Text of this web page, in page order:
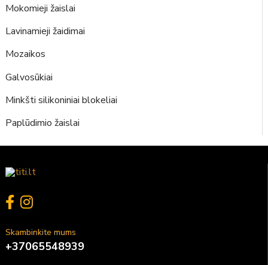
Mokomieji žaislai
Lavinamieji žaidimai
Mozaikos
Galvosūkiai
Minkšti silikoniniai blokeliai
Paplūdimio žaislai
Skambinkite mums
+37065548939